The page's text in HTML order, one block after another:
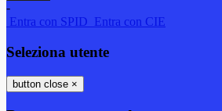
-
Entra con SPID Entra con CIE
Seleziona utente
button close ×